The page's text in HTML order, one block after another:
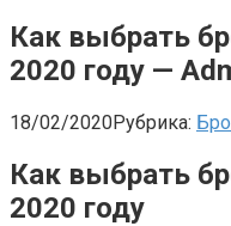
Как выбрать
2020 году —
18/02/2020Рубрика:
Как выбрать
2020 году